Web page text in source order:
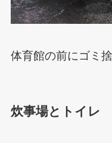
体育館の前にゴミ
炊事場とトイレ